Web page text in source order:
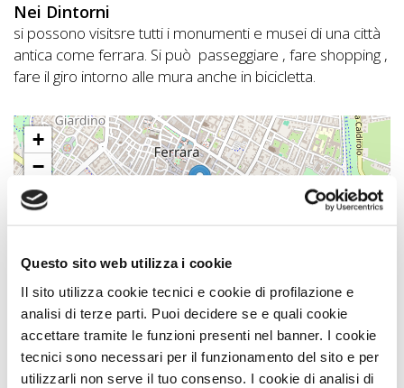
Questo sito web utilizza i cookie
Il sito utilizza cookie tecnici e cookie di profilazione e
analisi di terze parti. Puoi decidere se e quali cookie
accettare tramite le funzioni presenti nel banner. I cookie
tecnici sono necessari per il funzionamento del sito e per
utilizzarli non serve il tuo consenso. I cookie di analisi di
Nei Dintorni
si possono visitsre tutti i monumenti e musei di una città
antica come ferrara. Si può passeggiare , fare shopping ,
fare il giro intorno alle mura anche in bicicletta.
+
−
Leaflet|© OpenStreetMapcontributors
Emilia Romagna A DOG